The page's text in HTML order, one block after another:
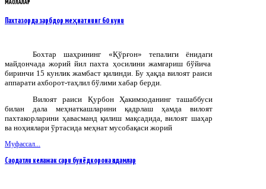
МАҚОЛАЛАР
Пахтазорда зарбдор меҳнатнинг 60 куни
Бохтар шаҳрининг «Қўрғон» тепалиги
ёнидаги
майдончада жорий йил пахта ҳосилини жамғариш бўйича
биринчи 15 кунлик жамбаст қилинди. Бу ҳақда вилоят раиси
аппарати ахборот-таҳлил бўлими хабар берди.
Вилоят раиси Қурбон Ҳакимзоданинг ташаббуси
билан дала меҳнаткашларини қадрлаш ҳамда вилоят
пахтакорларини ҳавасманд қилиш мақсадида, вилоят шаҳар
ва ноҳиялари ўртасида меҳнат мусобақаси жорий
Муфассал...
Саодатли келажак сари бунёдкорона қадамлар